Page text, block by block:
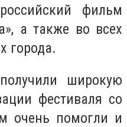
фильм
а также во всех
города.
широкую
фестиваля со
очень помогли и